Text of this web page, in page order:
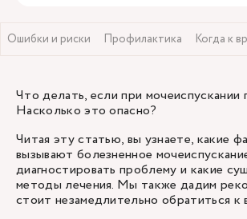
Ошибки и риски Профилактика Когда к
Что делать, если при мочеиспускании
Насколько это опасно?
Читая эту статью, вы узнаете, какие
вызывают болезненное
диагностировать проблему и какие
методы лечения. Мы также дадим
стоит незамедлительно обратиться к